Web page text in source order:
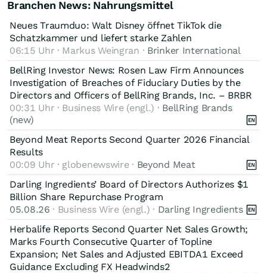
Branchen News: Nahrungsmittel
Neues Traumduo: Walt Disney öffnet TikTok die
Schatzkammer und liefert starke Zahlen
06:15 Uhr · Markus Weingran · Brinker International
BellRing Investor News: Rosen Law Firm Announces
Investigation of Breaches of Fiduciary Duties by the
Directors and Officers of BellRing Brands, Inc. – BRBR
00:31 Uhr · Business Wire (engl.) · BellRing Brands
(new)
Beyond Meat Reports Second Quarter 2026 Financial
Results
00:09 Uhr · globenewswire · Beyond Meat
Darling Ingredients’ Board of Directors Authorizes $1
Billion Share Repurchase Program
05.08.26 · Business Wire (engl.) · Darling Ingredients
Herbalife Reports Second Quarter Net Sales Growth;
Marks Fourth Consecutive Quarter of Topline
Expansion; Net Sales and Adjusted EBITDA1 Exceed
Guidance Excluding FX Headwinds2